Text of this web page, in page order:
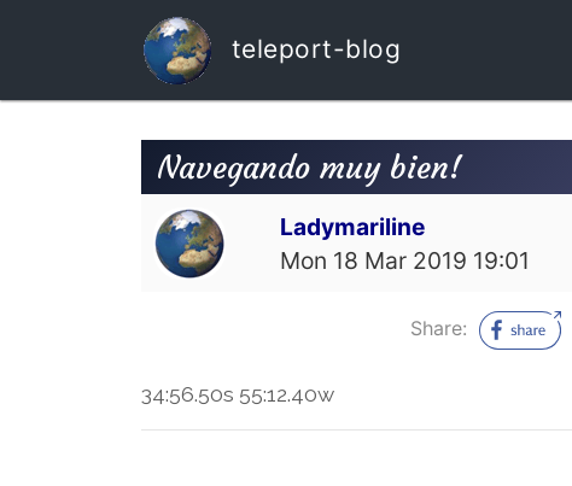
teleport-blog
Navegando muy bien!
Ladymariline
Mon 18 Mar 2019 19:01
Share:
34:56.50s 55:12.40w